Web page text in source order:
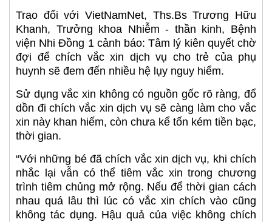
Trao đổi với VietNamNet, Ths.Bs Trương Hữu
Khanh, Trưởng khoa Nhiễm - thần kinh, Bệnh
viện Nhi Đồng 1 cảnh báo: Tâm lý kiên quyết chờ
đợi để chích vắc xin dịch vụ cho trẻ của phụ
huynh sẽ đem đến nhiều hệ lụy nguy hiểm.
Sử dụng vắc xin không có nguồn gốc rõ ràng, đổ
dồn đi chích vắc xin dịch vụ sẽ càng làm cho vắc
xin này khan hiếm, còn chưa kể tốn kém tiền bạc,
thời gian.
“Với những bé đã chích vắc xin dịch vụ, khi chích
nhắc lại vẫn có thể tiêm vắc xin trong chương
trình tiêm chủng mở rộng. Nếu để thời gian cách
nhau quá lâu thì lúc có vắc xin chích vào cũng
không tác dụng. Hậu quả của việc không chích